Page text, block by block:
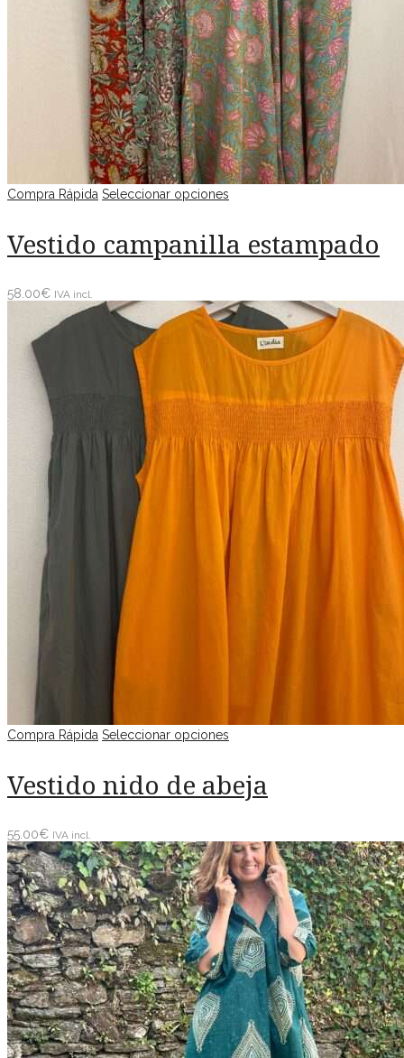
Compra Rápida Seleccionar opciones
Vestido campanilla estampado
58.00€ IVA incl.
Compra Rápida Seleccionar opciones
Vestido nido de abeja
55.00€ IVA incl.